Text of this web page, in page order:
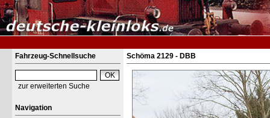
Fahrzeug-Schnellsuche
zur erweiterten Suche
Navigation
Schöma 2129 - DBB